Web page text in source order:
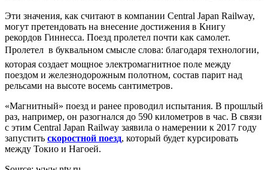
Эти значения, как считают в компании Central Japan Railway,
могут претендовать на внесение достижения в Книгу
рекордов Гиннесса. Поезд пролетел почти как самолет.
Пролетел  в буквальном смысле слова: благодаря технологии,
которая создает мощное электромагнитное поле между
поездом и железнодорожным полотном, состав парит над
рельсами на высоте восемь сантиметров.
«Магнитный» поезд и ранее проводил испытания. В прошлый
раз, например, он разогнался до 590 километров в час. В связи
с этим Central Japan Railway заявила о намерении к 2017 году
запустить скоростной поезд, который будет курсировать
между Токио и Нагоей.